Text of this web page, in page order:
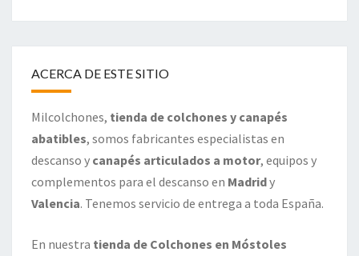
ACERCA DE ESTE SITIO
Milcolchones, tienda de colchones y canapés
abatibles, somos fabricantes especialistas en
descanso y canapés articulados a motor, equipos y
complementos para el descanso en Madridy
Valencia. Tenemos servicio de entrega a toda España.
En nuestra tienda de Colchones en Móstoles